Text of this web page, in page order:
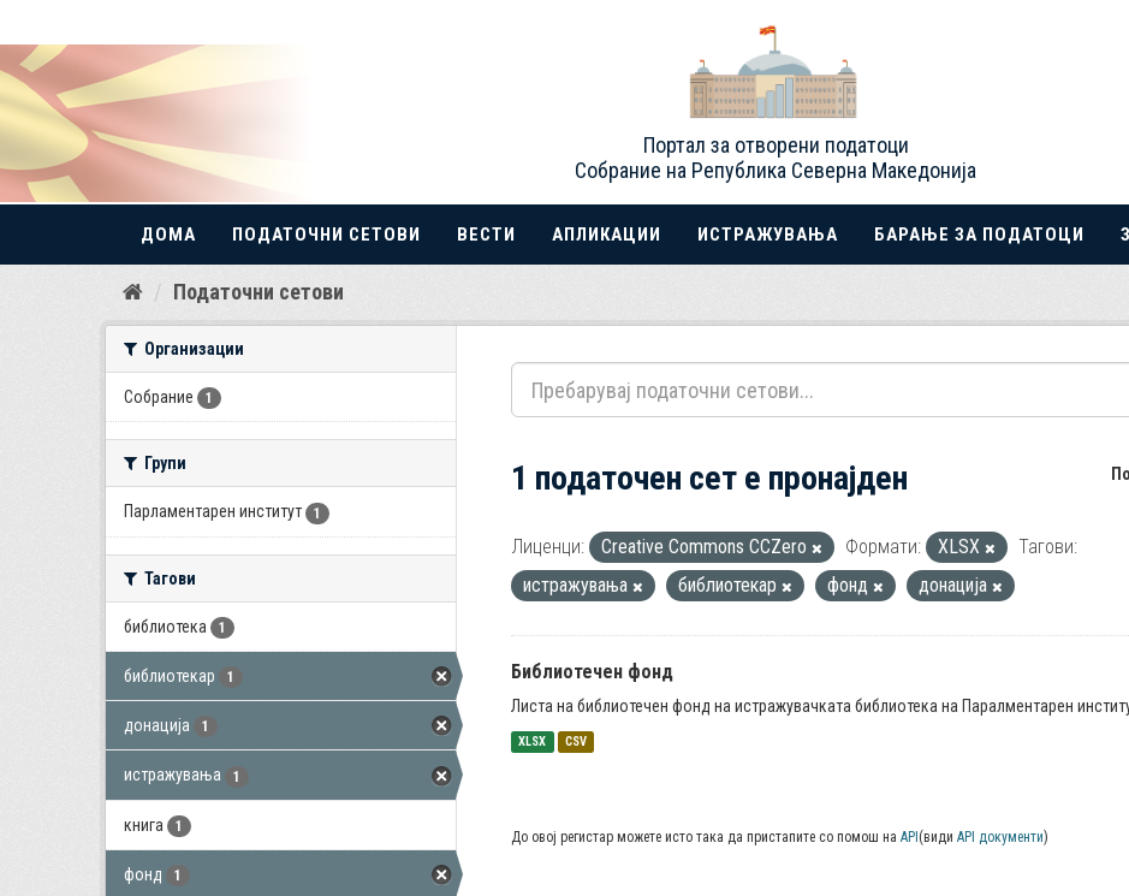
Прескокнете
Портал за отворени податоци
Собрание на Република Северна Македонија
ДОМА ПОДАТОЧНИ СЕТОВИ ВЕСТИ АПЛИКАЦИИ ИСТРАЖУВАЊА БАРАЊЕ ЗА ПОДАТОЦИ
Податочни сетови
Организации
Собрание 1
Групи
Парламентарен институт 1
Тагови
библиотека 1
библиотекар 1
донација 1
истражувања 1
книга 1
фонд 1
1 податочен сет е пронајден
Лиценци: Creative Commons CCZero Формати: XLSX
Тагови:
истражувања
библиотекар фонд донација
Библиотечен фонд
Листа на библиотечен фонд на истражувачката библиотека на Паралментарен
XLSX CSV
До овој регистар можете исто така да пристапите со помош на API (види API документи)